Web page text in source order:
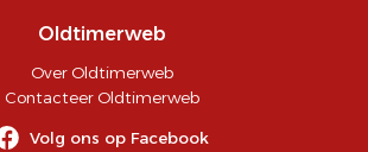
Oldtimerweb
Over Oldtimerweb
Contacteer Oldtimerweb
Volg ons op Facebook